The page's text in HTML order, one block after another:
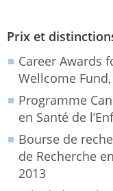
Prix et
Career Awards
Wellcome
Programme
en Santé de
Bourse de
de Recherche
2013